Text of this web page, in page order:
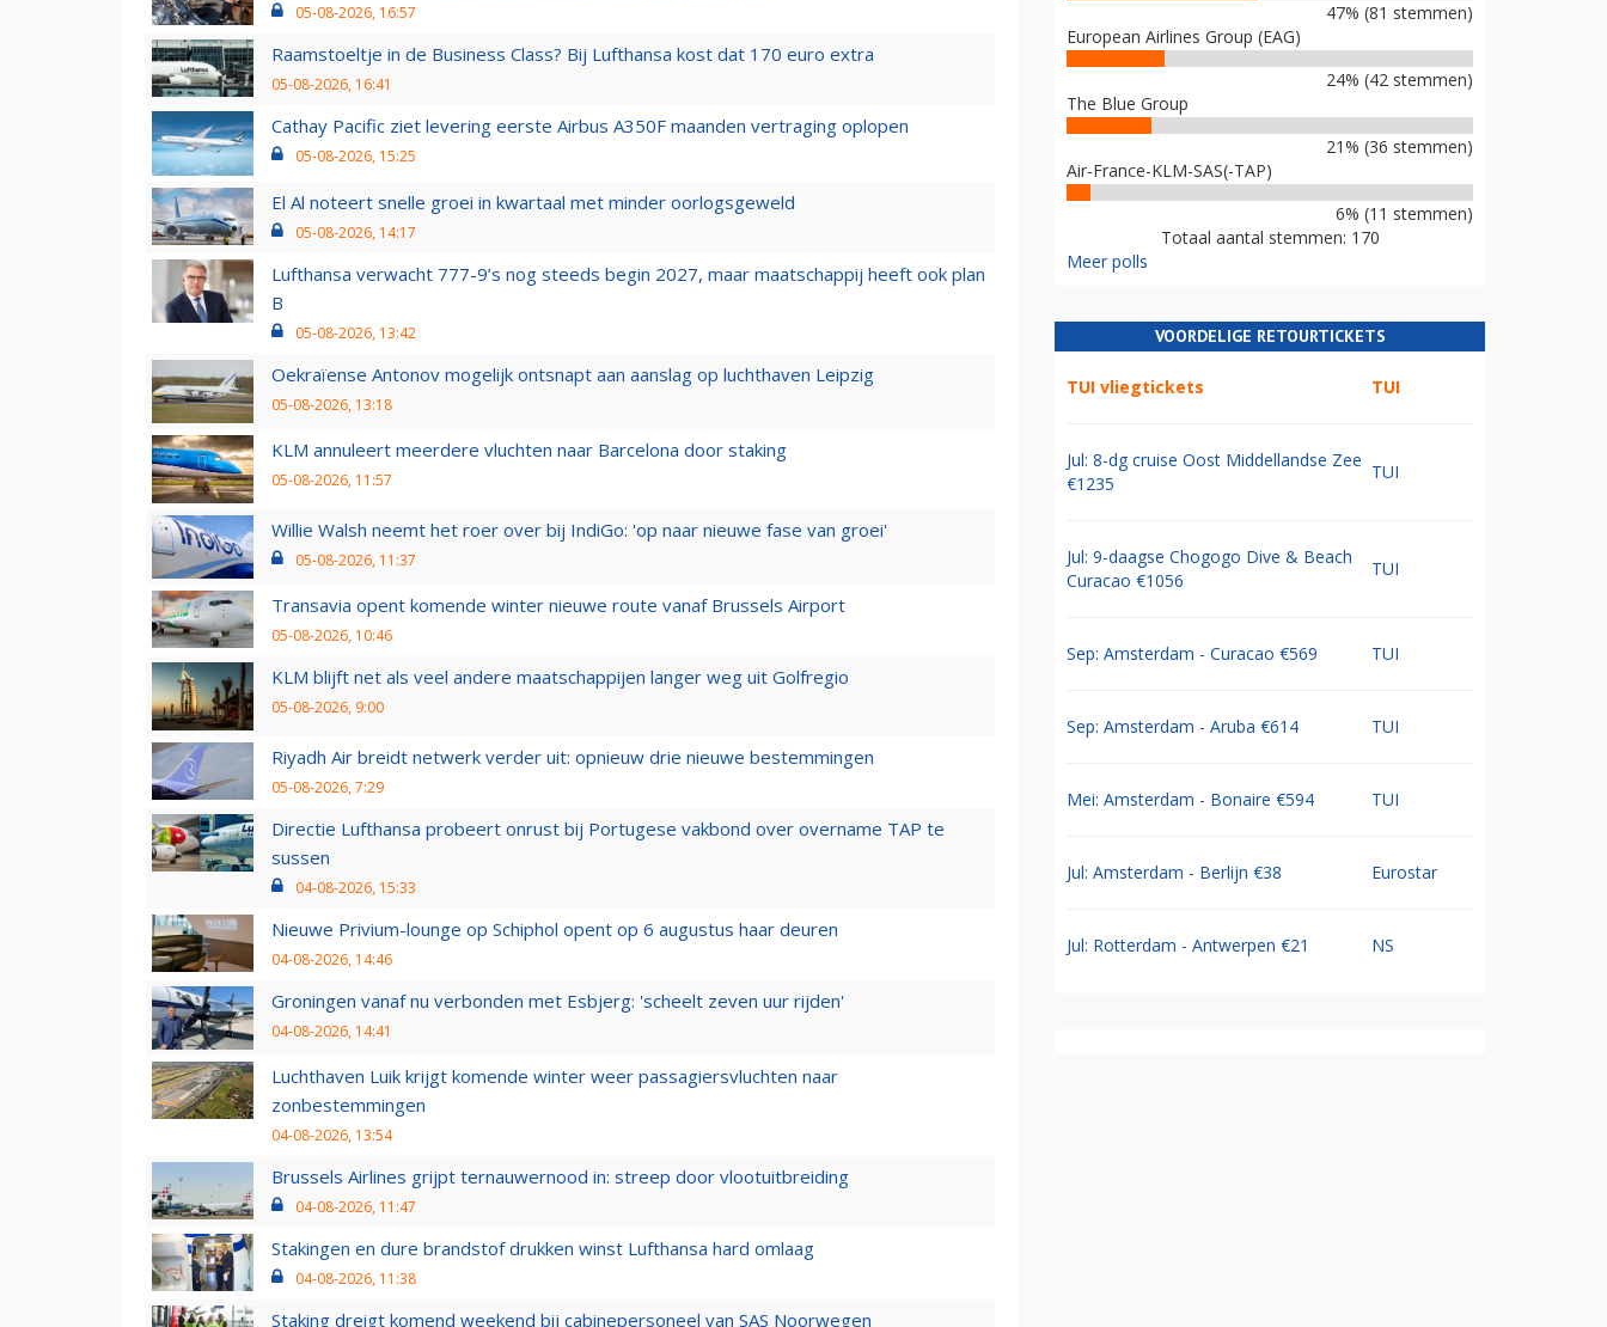
05-08-2026, 16:57
Raamstoeltje in de Business Class? Bij Lufthansa kost dat 170 euro extra
05-08-2026, 16:41
Cathay Pacific ziet levering eerste Airbus A350F maanden vertraging oplopen
05-08-2026, 15:25
El Al noteert snelle groei in kwartaal met minder oorlogsgeweld
05-08-2026, 14:17
Lufthansa verwacht 777-9’s nog steeds begin 2027, maar maatschappij heeft ook plan
B
05-08-2026, 13:42
Oekraïense Antonov mogelijk ontsnapt aan aanslag op luchthaven Leipzig
05-08-2026, 13:18
KLM annuleert meerdere vluchten naar Barcelona door staking
05-08-2026, 11:57
Willie Walsh neemt het roer over bij IndiGo: 'op naar nieuwe fase van groei'
05-08-2026, 11:37
Transavia opent komende winter nieuwe route vanaf Brussels Airport
05-08-2026, 10:46
KLM blijft net als veel andere maatschappijen langer weg uit Golfregio
05-08-2026, 9:00
Riyadh Air breidt netwerk verder uit: opnieuw drie nieuwe bestemmingen
05-08-2026, 7:29
Directie Lufthansa probeert onrust bij Portugese vakbond over overname TAP te
sussen
04-08-2026, 15:33
Nieuwe Privium-lounge op Schiphol opent op 6 augustus haar deuren
04-08-2026, 14:46
Groningen vanaf nu verbonden met Esbjerg: 'scheelt zeven uur rijden'
04-08-2026, 14:41
Luchthaven Luik krijgt komende winter weer passagiersvluchten naar
zonbestemmingen
04-08-2026, 13:54
Brussels Airlines grijpt ternauwernood in: streep door vlootuitbreiding
04-08-2026, 11:47
Stakingen en dure brandstof drukken winst Lufthansa hard omlaag
04-08-2026, 11:38
Staking dreigt komend weekend bij cabinepersoneel van SAS Noorwegen
47% (81 stemmen)
European Airlines Group (EAG)
24% (42 stemmen)
The Blue Group
21% (36 stemmen)
Air-France-KLM-SAS(-TAP)
6% (11 stemmen)
Totaal aantal stemmen: 170
Meer polls
VOORDELIGE RETOURTICKETS
TUI vliegtickets TUI
Jul: 8-dg cruise Oost Middellandse Zee
€1235
TUI
Jul: 9-daagse Chogogo Dive & Beach
Curacao €1056
TUI
Sep: Amsterdam - Curacao €569 TUI
Sep: Amsterdam - Aruba €614 TUI
Mei: Amsterdam - Bonaire €594 TUI
Jul: Amsterdam - Berlijn €38 Eurostar
Jul: Rotterdam - Antwerpen €21 NS